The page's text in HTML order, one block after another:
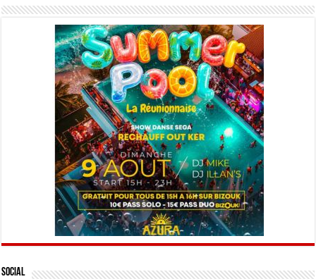
Social